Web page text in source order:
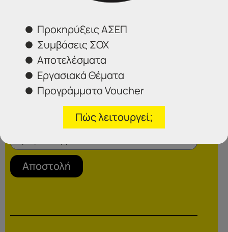
Επιλέξτε το γραφείο που σας ενδιαφέρει
Αποστολή
Προκηρύξεις ΑΣΕΠ
Συμβάσεις ΣΟΧ
Αποτελέσματα
Εργασιακά Θέματα
Προγράμματα Voucher
Πώς λειτουργεί;